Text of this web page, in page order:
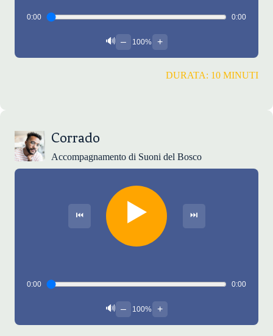
0:00 0:00
🔊 – 100% +
DURATA: 10 MINUTI
Corrado
Accompagnamento di Suoni del Bosco
⏮ ▶️ ⏭
0:00 0:00
🔊 – 100% +